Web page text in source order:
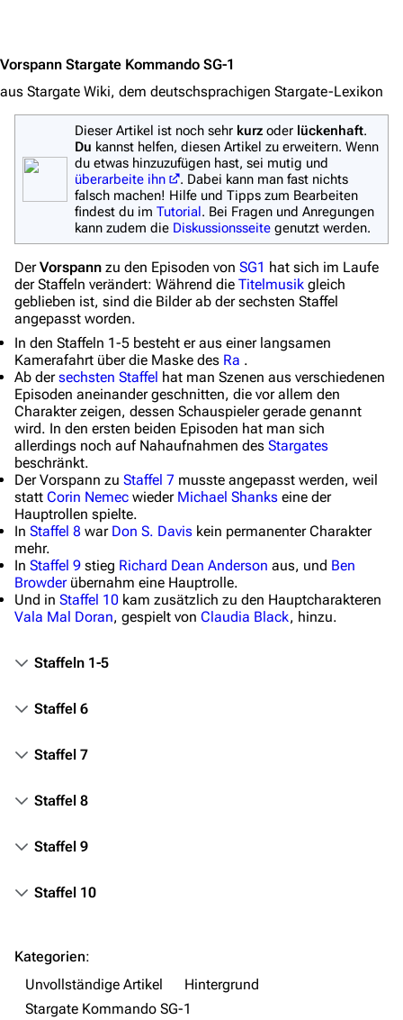
3639 2133 346.444
Navigation
Hauptseite
Von A bis Z
Zufälliger Artikel
Spezialseiten
Datei hochladen
Filme und Serien
Überblick
Stargate SG-1
Stargate Atlantis
Stargate Universe
Stargate Infinity
Fanprojekte
Vorspann Stargate Kommando SG-1
aus Stargate Wiki, dem deutschsprachigen Stargate-Lexikon
Dieser Artikel ist noch sehr kurz oder lückenhaft.
Du kannst helfen, diesen Artikel zu erweitern. Wenn
du etwas hinzuzufügen hast, sei mutig und
überarbeite ihn
. Dabei kann man fast nichts
falsch machen! Hilfe und Tipps zum Bearbeiten
findest du im Tutorial. Bei Fragen und Anregungen
kann zudem die Diskussionsseite genutzt werden.
DerVorspann zu den Episoden von SG1 hat sich im Laufe
der Staffeln verändert: Während die Titelmusik gleich
geblieben ist, sind die Bilder ab der sechsten Staffel
angepasst worden.
In den Staffeln 1-5 besteht er aus einer langsamen
Kamerafahrt über die Maske des Ra .
Ab dersechsten Staffel hat man Szenen aus verschiedenen
Episoden aneinander geschnitten, die vor allem den
Charakter zeigen, dessen Schauspieler gerade genannt
wird. In den ersten beiden Episoden hat man sich
allerdings noch auf Nahaufnahmen des Stargates
beschränkt.
Der Vorspann zu Staffel 7 musste angepasst werden, weil
statt Corin Nemec wieder Michael Shanks eine der
Hauptrollen spielte.
In Staffel 8 war Don S. Davis kein permanenter Charakter
mehr.
In Staffel 9 stieg Richard Dean Anderson aus, und Ben
Browderübernahm eine Hauptrolle.
Und in Staffel 10 kam zusätzlich zu den Hauptcharakteren
Vala Mal Doran, gespielt von Claudia Black, hinzu.
Staffeln 1-5
Staffel 6
Staffel 7
Staffel 8
Staffel 9
Staffel 10
Kategorien:
Unvollständige Artikel
Hintergrund
Stargate Kommando SG-1